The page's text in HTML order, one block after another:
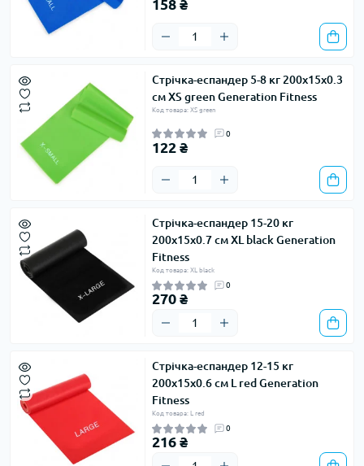
158 ₴
Стрічка-еспандер 5-8 кг 200х15х0.3
см XS green Generation Fitness
Код товара: XS green
0
122 ₴
Стрічка-еспандер 15-20 кг
200х15х0.7 см XL black Generation
Fitness
Код товара: XL black
0
270 ₴
Стрічка-еспандер 12-15 кг
200х15х0.6 см L red Generation
Fitness
Код товара: L red
0
216 ₴